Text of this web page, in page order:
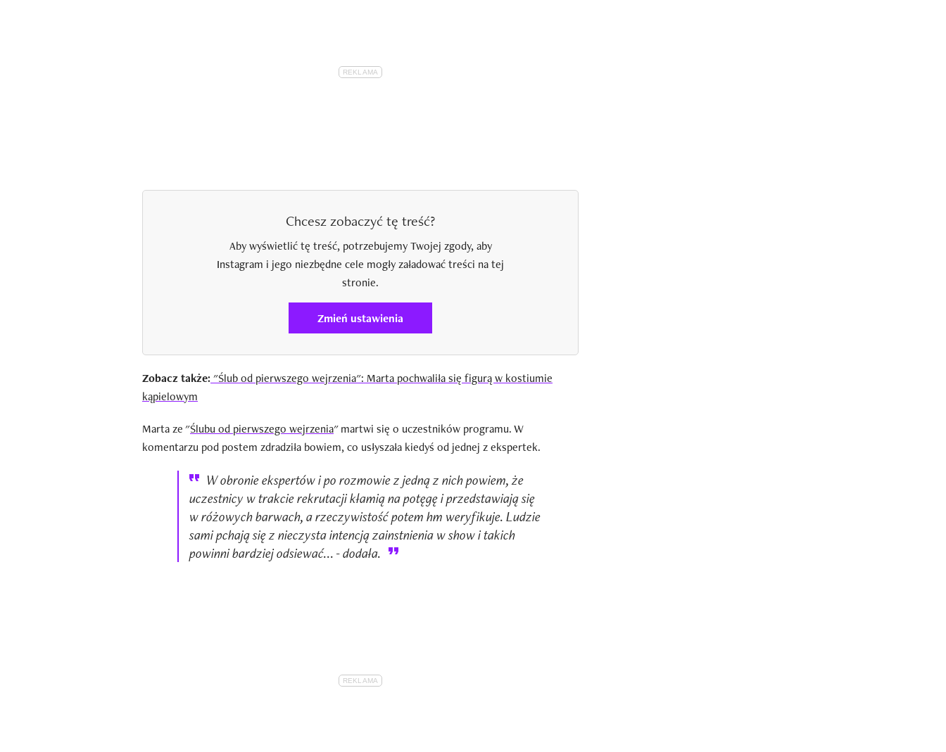
Chcesz zobaczyć tę treść?
Aby wyświetlić tę treść, potrzebujemy Twojej zgody, aby
Instagram i jego niezbędne cele mogły załadować treści na tej
stronie.
Zmień ustawienia
Zobacz także: "Ślub od pierwszego wejrzenia": Marta pochwaliła się figurą w kostiumie
kąpielowym
Marta ze "Ślubu od pierwszego wejrzenia" martwi się o uczestników programu. W
komentarzu pod postem zdradziła bowiem, co usłyszała kiedyś od jednej z ekspertek.
W obronie ekspertów i po rozmowie z jedną z nich powiem, że
uczestnicy w trakcie rekrutacji kłamią na potęgę i przedstawiają się
w różowych barwach, a rzeczywistość potem hm weryfikuje. Ludzie
sami pchają się z nieczysta intencją zainstnienia w show i takich
powinni bardziej odsiewać... - dodała.